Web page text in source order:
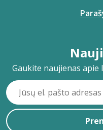
Gaukite naujienas apie